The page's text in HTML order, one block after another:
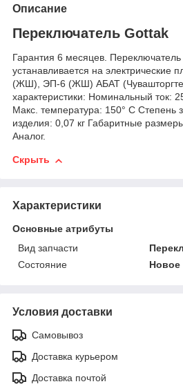
Описание
Переключатель Gottak
Гарантия 6 месяцев.
устанавливается на
(ЖШ), ЭП-6 (ЖШ) АБАТ
характеристики: Номинальный ток:
Макс. температура: 150° С Степень
изделия: 0,07 кг Габаритные
Аналог.
Скрыть
Характеристики
Основные атрибуты
Вид запчасти
Состояние
Новое
Условия доставки
Самовывоз
Доставка курьером
Доставка почтой